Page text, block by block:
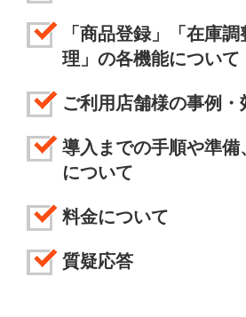
「商品登録」「在庫
理」の各機能について
ご利用店舗様の事例・
導入までの手順や準備
について
料金について
質疑応答